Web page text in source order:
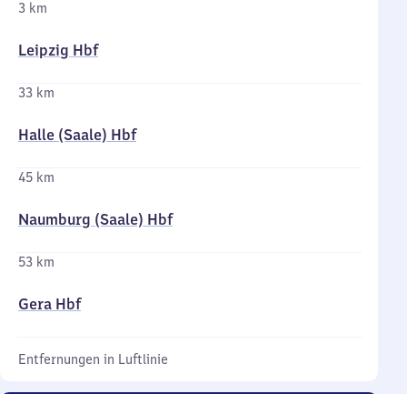
3 km
Leipzig Hbf
33 km
Halle (Saale) Hbf
45 km
Naumburg (Saale) Hbf
53 km
Gera Hbf
Entfernungen in Luftlinie